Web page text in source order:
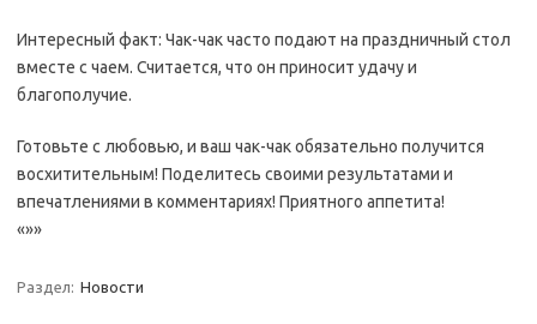
Интересный факт: Чак-чак часто подают на праздничный стол
вместе с чаем. Считается, что он приносит удачу и
благополучие.
Готовьте с любовью, и ваш чак-чак обязательно получится
восхитительным! Поделитесь своими результатами и
впечатлениями в комментариях! Приятного аппетита!
«»»
Раздел: Новости